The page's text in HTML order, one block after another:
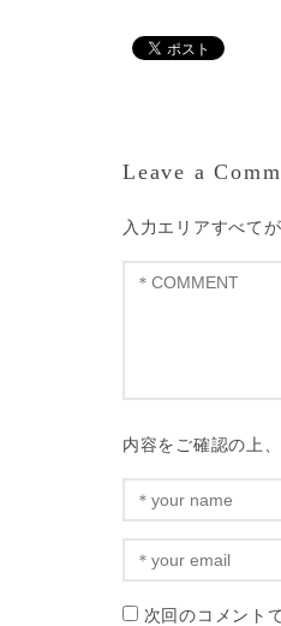
Leave a
入力エリアすべて
内容をご確認の上
次回のコメント